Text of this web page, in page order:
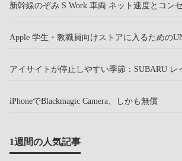
新幹線のぞみ S Work 車両 ネット速度とコン
Apple 学生・教職員向けストアに入るための
アイサイトが停止しやすい季節：SUBARU レ
iPhoneでBlackmagic Camera、しかも無償
1週間の人気記事